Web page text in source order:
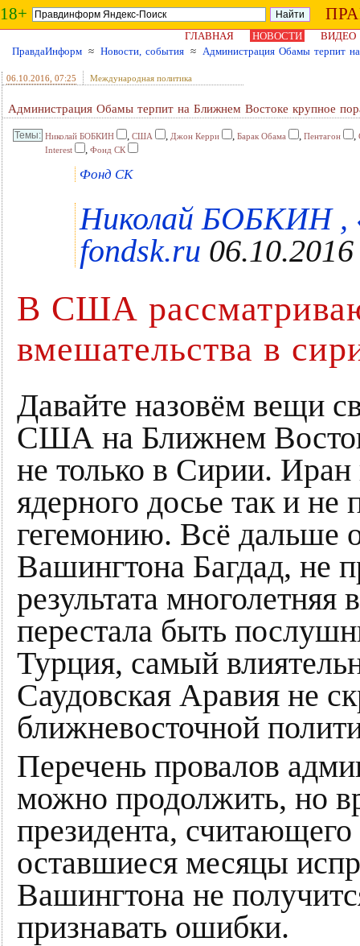
18+
ГЛАВНАЯ НОВОСТИ
ВИДЕО
ПравдаИнформ ≈ Новости, события ≈ Администрация Обамы терпит
06.10.2016 , 07:25 Международная политика
Администрация Обамы терпит на Ближнем Востоке крупное
Николай БОБКИН , США , Джон Керри , Барак Обама , Пентагон ,
Interest
, Фонд СК
Фонд СК
Николай БОБКИН ,
fondsk.ru 06.10.2016
В США
вмешательства в
Давайте назовём вещи
США на Ближнем
не только в Сирии. Иран
ядерного досье так и
гегемонию. Всё дальше
Вашингтона Багдад, не
результата
перестала быть
Турция, самый
Саудовская Аравия не
ближневосточной
Перечень провалов
можно продолжить, но
президента,
оставшиеся месяцы
Вашингтона не
признавать ошибки.